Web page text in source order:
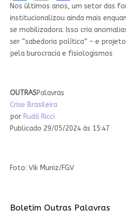
Nos últimos anos, um setor das
institucionalizou ainda mais
se mobilizadora. Isso cria
ser “sabedoria política” – e
pela burocracia e fisiologismos
OUTRASPalavras
Crise Brasileira
por Rudá Ricci
Publicado 29/05/2024 às 15:47
Foto: Vik Muniz/FGV
Boletim Outras Palavras